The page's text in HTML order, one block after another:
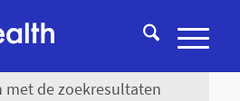
met de zoekresultaten